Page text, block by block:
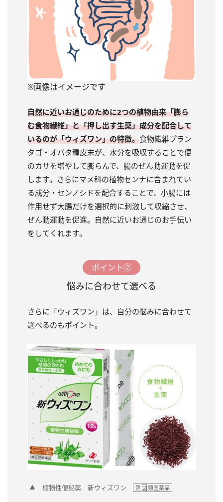
※画像はイメージです
自然に近いお通じのために2つの植物由来「膨ら
む食物繊維」と「押し出す生薬」成分を配合して
いるのが「ウィズワン」の特徴。食物繊維プラン
タゴ・オバタ種皮末が、水分を吸収することで便
のカサを増やして膨らんで、腸のぜん動運動を促
します。さらにマメ科の植物センナに含まれてい
る成分・センノシドを配合することで、小腸には
作用せず大腸だけを選択的に刺激して収縮させ、
ぜん動運動を促進。自然に近いお通じのお手伝い
をしてくれます。
ポイント②
悩みに合わせて選べる
さらに「ウィズワン」は、自分の悩みに合わせて
選べるのもポイント。
植物性便秘薬 新ウィズワン 第 2 類医薬品